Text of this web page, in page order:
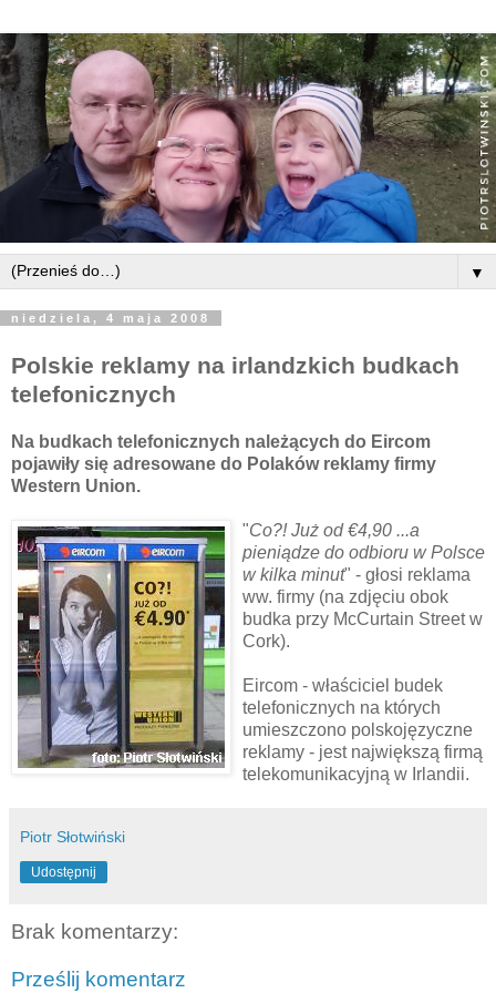
▼
niedziela, 4 maja 2008
Polskie reklamy na irlandzkich budkach
telefonicznych
Na budkach telefonicznych należących do Eircom
pojawiły się adresowane do Polaków reklamy firmy
Western Union.
"Co?! Już od €4,90 ...a
pieniądze do odbioru w Polsce
w kilka minut" - głosi reklama
ww. firmy (na zdjęciu obok
budka przy McCurtain Street w
Cork).
Eircom - właściciel budek
telefonicznych na których
umieszczono polskojęzyczne
reklamy - jest największą firmą
telekomunikacyjną w Irlandii.
Piotr Słotwiński
Udostępnij
Brak komentarzy:
Prześlij komentarz